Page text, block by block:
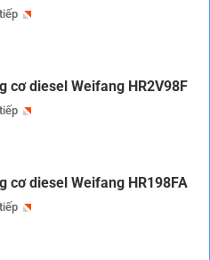
cơ diesel Weifang HR2V98F
cơ diesel Weifang HR198FA